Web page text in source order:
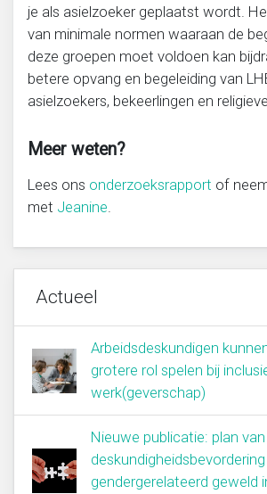
je als asielzoeker geplaatst wordt.
van minimale normen waaraan de
deze groepen moet voldoen kan
betere opvang en begeleiding van
asielzoekers, bekeerlingen en
Meer weten?
Lees ons onderzoeksrapport of
met Jeanine.
Actueel
Arbeidsdeskundigen
grotere rol spelen bij
werk(geverschap)
Nieuwe publicatie: plan
deskundigheidsbevordering
gendergerelateerd geweld